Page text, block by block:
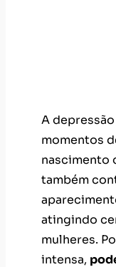
também
atingindo
mulheres.
intensa,
anos.